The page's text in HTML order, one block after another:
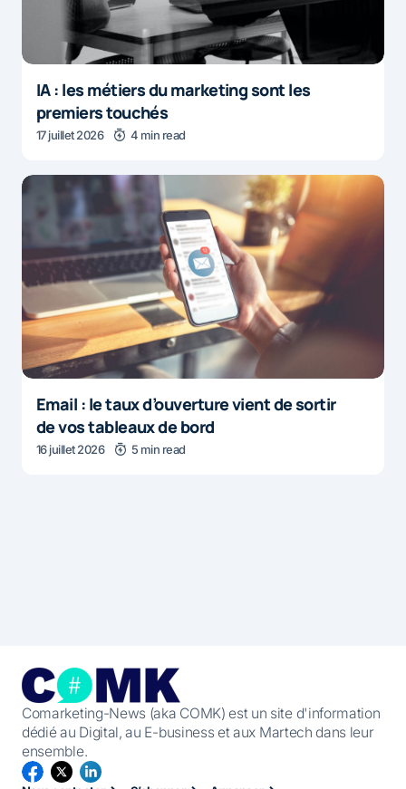
IA : les métiers du marketing sont les
premiers touchés
17 juillet 2026 4 min read
Email : le taux d’ouverture vient de sortir
de vos tableaux de bord
16 juillet 2026 5 min read
Comarketing-News (aka COMK) est un site d'information
dédié au Digital, au E-business et aux Martech dans leur
ensemble.